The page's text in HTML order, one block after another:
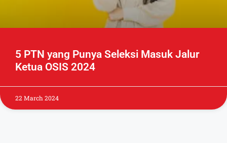
5 PTN yang Punya Seleksi Masuk Jalur
Ketua OSIS 2024
22 March 2024